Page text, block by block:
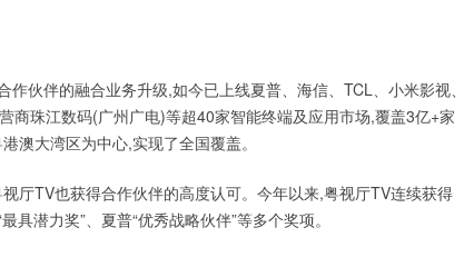
伙伴的融合业务升级,如今已上线夏普、海信、TCL、小米影视、
商珠江数码(广州广电)等超40家智能终端及应用市场,覆盖3亿+家
澳大湾区为中心,实现了全国覆盖。
厅TV也获得合作伙伴的高度认可。今年以来,粤视厅TV连续获得
具潜力奖”、夏普“优秀战略伙伴”等多个奖项。